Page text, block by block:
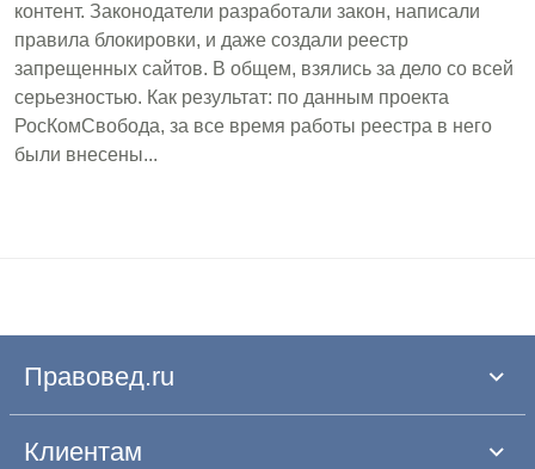
контент. Законодатели разработали закон, написали
правила блокировки, и даже создали реестр
запрещенных сайтов. В общем, взялись за дело со всей
серьезностью. Как результат: по данным проекта
РосКомСвобода, за все время работы реестра в него
были внесены...
Правовед.ru
Клиентам